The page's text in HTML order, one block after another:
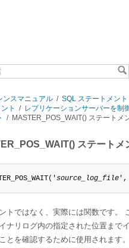
ンスマニュアル / SQL ステートメント
ト
/ レプリケーションサーバーを制
/ MASTER_POS_WAIT() ステートメ
ステートメ
source_log_file ',
トではなく、実際には関数です。
ナリログ内の指定された位置まで
とを確認するために使用されます